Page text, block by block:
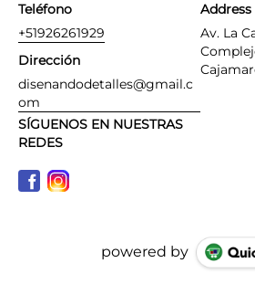
Teléfono
+51926261929
Dirección
disenandodetalles@gmail.c
om
Address
Av. La
SÍGUENOS EN NUESTRAS
REDES
powered by